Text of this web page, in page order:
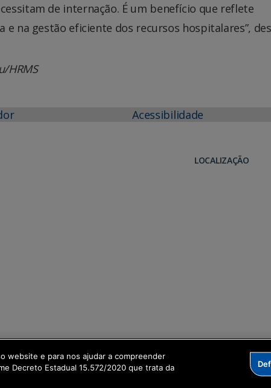
de internação. É um benefício que reflete
na gestão eficiente dos recursos hospitalares”,
HRMS
Acessibilidade
LOCALIZAÇÃO
Digital
website e para nos ajudar a compreender
Decreto Estadual 15.572/2020 que trata da